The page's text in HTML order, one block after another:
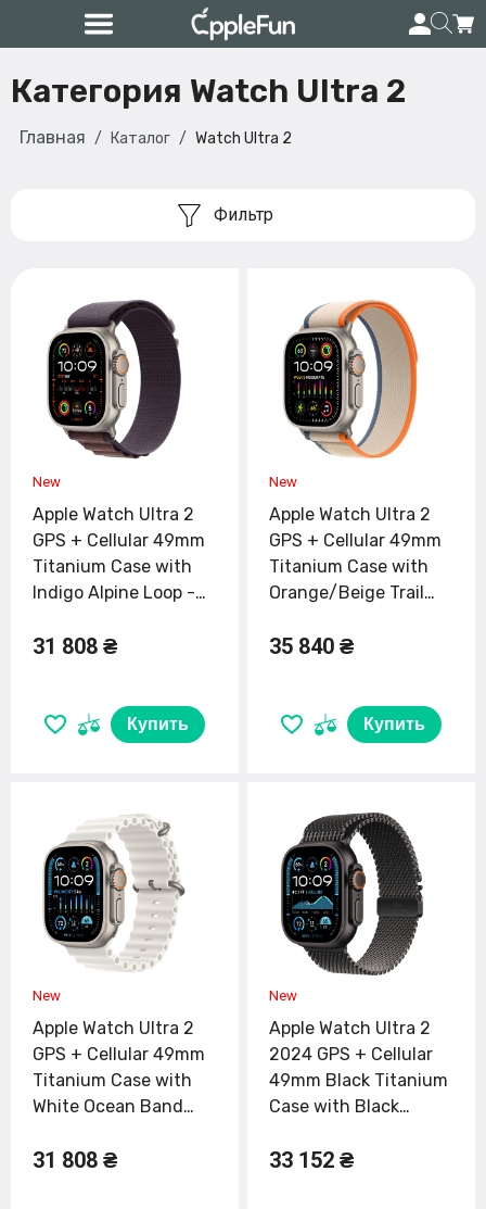
Категория Watch Ultra 2
Главная Каталог Watch Ultra 2
Фильтр
Apple Watch Ultra 2
GPS + Cellular 49mm
Titanium Case with
Indigo Alpine Loop -
31 808 ₴
Купить
Apple Watch Ultra 2
GPS + Cellular 49mm
Titanium Case with
Orange/Beige Trail
35 840 ₴
Купить
Apple Watch Ultra 2
GPS + Cellular 49mm
Titanium Case with
White Ocean Band
31 808 ₴
Apple Watch Ultra 2
2024 GPS + Cellular
49mm Black Titanium
Case with Black
Loop - Small (MX4W3)
33 152 ₴